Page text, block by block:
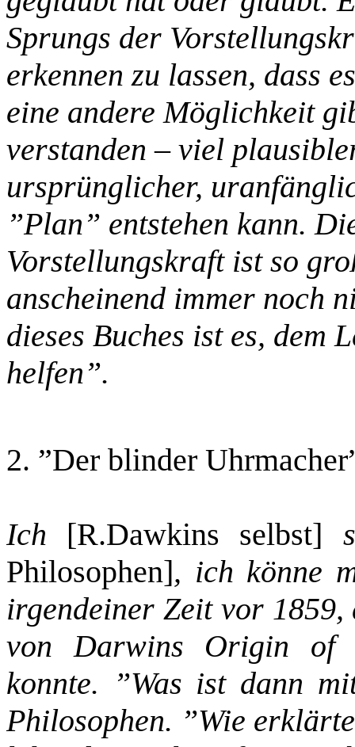
Sprungs der
erkennen zu lassen, dass
eine andere Möglichkeit
verstanden – viel
ursprünglicher,
”Plan” entstehen kann.
Vorstellungskraft ist so
anscheinend immer noch
dieses Buches ist es, dem
helfen”.
2. ”Der blinder
Ich [R.Dawkins selbst]
Philosophen], ich könne
irgendeiner Zeit vor
von Darwins Origin of
konnte. ”Was ist dann
Philosophen. ”Wie